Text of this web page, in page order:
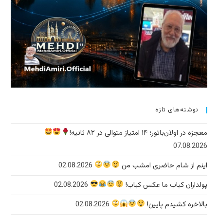
نوشته‌های تازه
معجزه در اولان‌باتور؛ ۱۴ امتیاز متوالی در ۸۲ ثانیه!
07.08.2026
اینم از شام حاضری امشب من
02.08.2026
پولداران کباب ما عکس کباب!
02.08.2026
بالاخره کشیدم پایین!
02.08.2026